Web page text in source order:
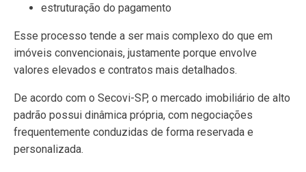
estruturação do pagamento
Esse processo tende a ser mais complexo do que em
imóveis convencionais, justamente porque envolve
valores elevados e contratos mais detalhados.
De acordo com o Secovi-SP, o mercado imobiliário de alto
padrão possui dinâmica própria, com negociações
frequentemente conduzidas de forma reservada e
personalizada.